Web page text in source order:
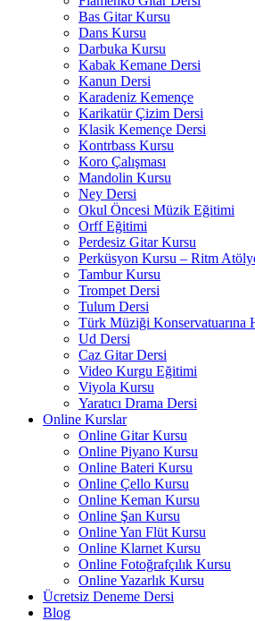
Bas Gitar Kursu
Dans Kursu
Darbuka Kursu
Kabak Kemane Dersi
Kanun Dersi
Karadeniz Kemençe
Karikatür Çizim Dersi
Klasik Kemençe Dersi
Kontrbass Kursu
Koro Çalışması
Mandolin Kursu
Ney Dersi
Okul Öncesi Müzik Eğitimi
Orff Eğitimi
Perdesiz Gitar Kursu
Perküsyon Kursu – Ritm
Tambur Kursu
Trompet Dersi
Tulum Dersi
Türk Müziği Konservatuarına
Ud Dersi
Caz Gitar Dersi
Video Kurgu Eğitimi
Viyola Kursu
Yaratıcı Drama Dersi
Online Kurslar
Online Gitar Kursu
Online Piyano Kursu
Online Bateri Kursu
Online Çello Kursu
Online Keman Kursu
Online Şan Kursu
Online Yan Flüt Kursu
Online Klarnet Kursu
Online Fotoğrafçılık Kursu
Online Yazarlık Kursu
Ücretsiz Deneme Dersi
Blog